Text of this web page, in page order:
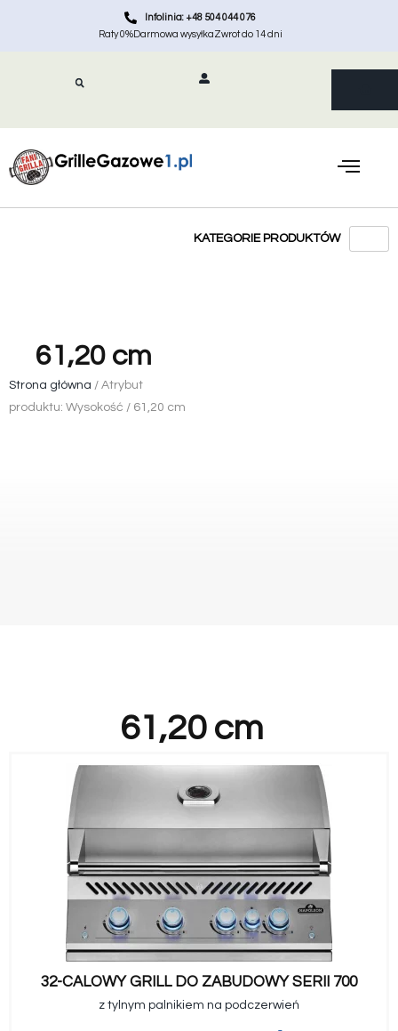
Infolinia: +48 504 044 076
Raty 0%Darmowa wysyłkaZwrot do 14 dni
61,20 cm
Strona główna / Atrybut
produktu: Wysokość / 61,20 cm
61,20 cm
32-CALOWY GRILL DO ZABUDOWY SERII 700
z tylnym palnikiem na podczerwień